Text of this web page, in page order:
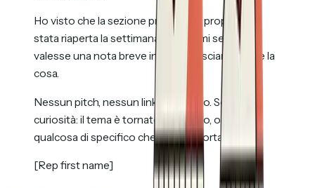
Ho visto che la sezione prezzi della proposta è
stata riaperta la settimana scorsa; mi sembrava
valesse una nota breve invece di lasciar passare la
cosa.
Nessun pitch, nessun link calendario. Solo
curiosità: il tema è tornato sul tavolo, o c'è
qualcosa di specifico che ti ci ha riportato?
[Rep first name]